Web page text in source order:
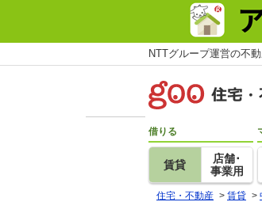
NTTグループ運営の不
借りる
賃貸
店舗･
事業用
住宅・不動産 > 賃貸 >